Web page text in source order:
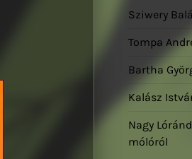
Sziwery
Tompa
Bartha
Kalász
Nagy
mólóról